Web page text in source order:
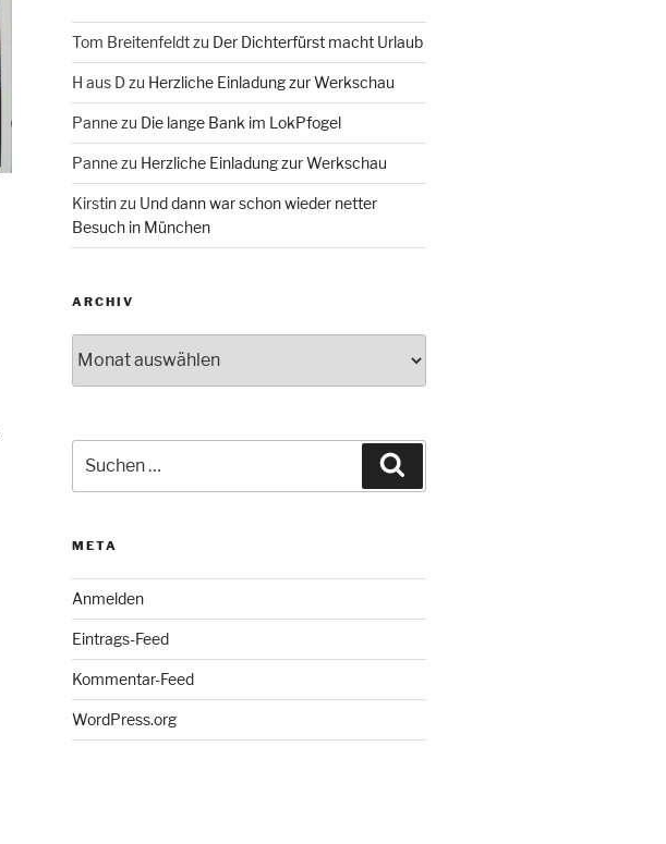
Tom Breitenfeldtzu Der Dichterfürst macht Urlaub
H aus Dzu Herzliche Einladung zur Werkschau
Pannezu Die lange Bank im LokPfogel
Pannezu Herzliche Einladung zur Werkschau
Kirstinzu Und dann war schon wieder netter
Besuch in München
ARCHIV
nach:
META
Anmelden
Eintrags-Feed
Kommentar-Feed
WordPress.org